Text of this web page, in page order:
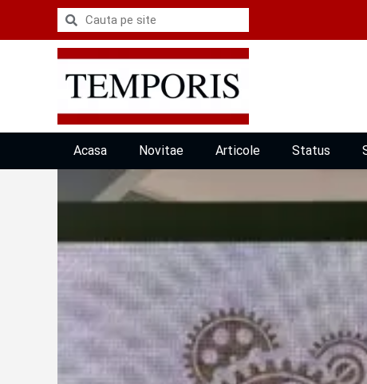
Acasa Novitae Articole Status